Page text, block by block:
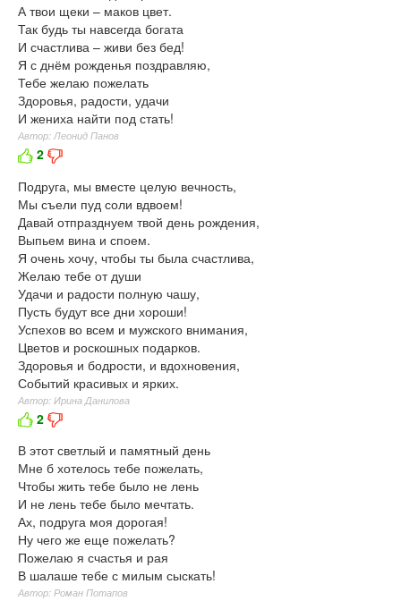
А твои щеки – маков цвет.
Так будь ты навсегда богата
И счастлива – живи без бед!
Я с днём рожденья поздравляю,
Тебе желаю пожелать
Здоровья, радости, удачи
И жениха найти под стать!
Автор: Леонид Панов
2
Подруга, мы вместе целую вечность,
Мы съели пуд соли вдвоем!
Давай отпразднуем твой день рождения,
Выпьем вина и споем.
Я очень хочу, чтобы ты была счастлива,
Желаю тебе от души
Удачи и радости полную чашу,
Пусть будут все дни хороши!
Успехов во всем и мужского внимания,
Цветов и роскошных подарков.
Здоровья и бодрости, и вдохновения,
Событий красивых и ярких.
Автор: Ирина Данилова
2
В этот светлый и памятный день
Мне б хотелось тебе пожелать,
Чтобы жить тебе было не лень
И не лень тебе было мечтать.
Ах, подруга моя дорогая!
Ну чего же еще пожелать?
Пожелаю я счастья и рая
В шалаше тебе с милым сыскать!
Автор: Роман Потапов